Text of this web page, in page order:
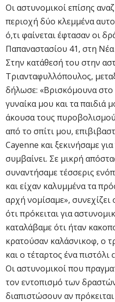
Οι αστυνομικοί επίσης
περιοχή δύο κλεμμένα
ό,τι φαίνεται έφτασαν οι
Παπαναστασίου 41, στη Νέα
Στην κατάθεσή του στην
Τριανταφυλλόπουλος,
δήλωσε: «Βρισκόμουνα στο
γυναίκα μου και τα παιδιά
άκουσα τους
από το σπίτι μου,
Cayenne και ξεκινήσαμε
συμβαίνει. Σε μικρή
συναντήσαμε τέσσερις
και είχαν καλυμμένα τα
αρχή νομίσαμε»,
ότι πρόκειται για
καταλάβαμε ότι ήταν
κρατούσαν καλάσνικοφ, ο
και ο τέταρτος ένα πιστόλι
Οι αστυνομικοί που
τον εντοπισμό των
διαπιστώσουν αν